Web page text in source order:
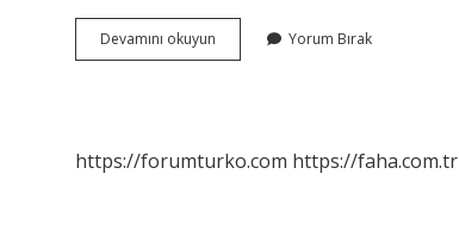
Devamını okuyun
Tuğlası
Yorum Bırak
https://forumturko.com https://faha.com.tr